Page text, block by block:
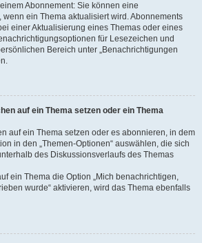
Abonnement: Sie können eine
ein Thema aktualisiert wird. Abonnements
einer Aktualisierung eines Themas oder eines
für Lesezeichen und
Bereich unter „Benachrichtigungen
auf ein Thema setzen oder ein Thema
auf ein Thema setzen oder es abonnieren, in dem
in den „Themen-Optionen“ auswählen, die sich
des Diskussionsverlaufs des Themas
ein Thema die Option „Mich benachrichtigen,
wurde“ aktivieren, wird das Thema ebenfalls